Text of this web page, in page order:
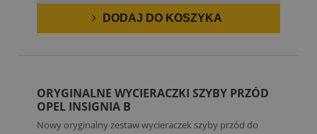
DODAJ DO KOSZYKA
ORYGINALNE WYCIERACZKI SZYBY PRZÓD
OPEL INSIGNIA B
Nowy oryginalny zestaw wycieraczek szyby przód do